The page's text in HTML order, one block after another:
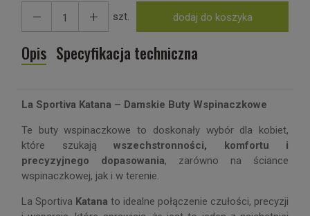
szt. dodaj do koszyka
Opis Specyfikacja techniczna
La Sportiva Katana – Damskie Buty Wspinaczkowe
Te buty wspinaczkowe to doskonały wybór dla kobiet,
które szukają wszechstronności, komfortu i
precyzyjnego dopasowania, zarówno na ściance
wspinaczkowej, jak i w terenie.
La Sportiva Katana to idealne połączenie czułości, precyzji